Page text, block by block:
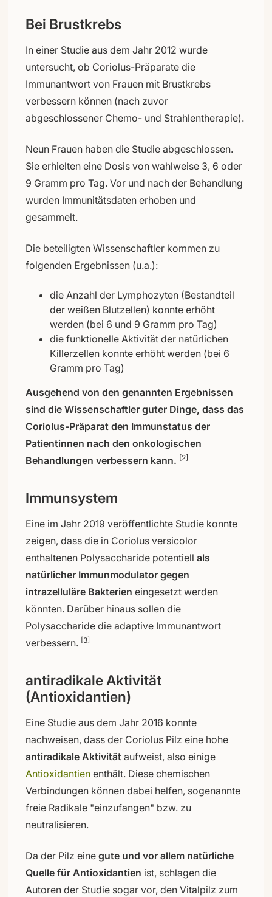
Bei Brustkrebs
In einer Studie aus dem Jahr 2012 wurde
untersucht, ob Coriolus-Präparate die
Immunantwort von Frauen mit Brustkrebs
verbessern können (nach zuvor
abgeschlossener Chemo- und Strahlentherapie).
Neun Frauen haben die Studie abgeschlossen.
Sie erhielten eine Dosis von wahlweise 3, 6 oder
9 Gramm pro Tag. Vor und nach der Behandlung
wurden Immunitätsdaten erhoben und
gesammelt.
Die beteiligten Wissenschaftler kommen zu
folgenden Ergebnissen (u.a.):
die Anzahl der Lymphozyten (Bestandteil
der weißen Blutzellen) konnte erhöht
werden (bei 6 und 9 Gramm pro Tag)
die funktionelle Aktivität der natürlichen
Killerzellen konnte erhöht werden (bei 6
Gramm pro Tag)
Ausgehend von den genannten Ergebnissen
sind die Wissenschaftler guter Dinge, dass das
Coriolus-Präparat den Immunstatus der
Patientinnen nach den onkologischen
Behandlungen verbessern kann. [2]
Immunsystem
Eine im Jahr 2019 veröffentlichte Studie konnte
zeigen, dass die in Coriolus versicolor
enthaltenen Polysaccharide potentiell als
natürlicher Immunmodulator gegen
intrazelluläre Bakterien eingesetzt werden
könnten. Darüber hinaus sollen die
Polysaccharide die adaptive Immunantwort
verbessern. [3]
antiradikale Aktivität
(Antioxidantien)
Eine Studie aus dem Jahr 2016 konnte
nachweisen, dass der Coriolus Pilz eine hohe
antiradikale Aktivität aufweist, also einige
Antioxidantien enthält. Diese chemischen
Verbindungen können dabei helfen, sogenannte
freie Radikale "einzufangen" bzw. zu
neutralisieren.
Da der Pilz eine gute und vor allem natürliche
Quelle für Antioxidantien ist, schlagen die
Autoren der Studie sogar vor, den Vitalpilz zum